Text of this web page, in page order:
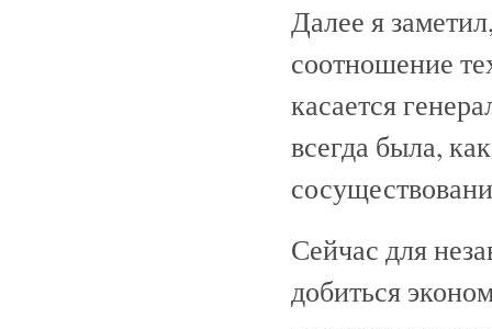
Далее я
соотношение
касается
всегда была,
Сейчас для
добиться